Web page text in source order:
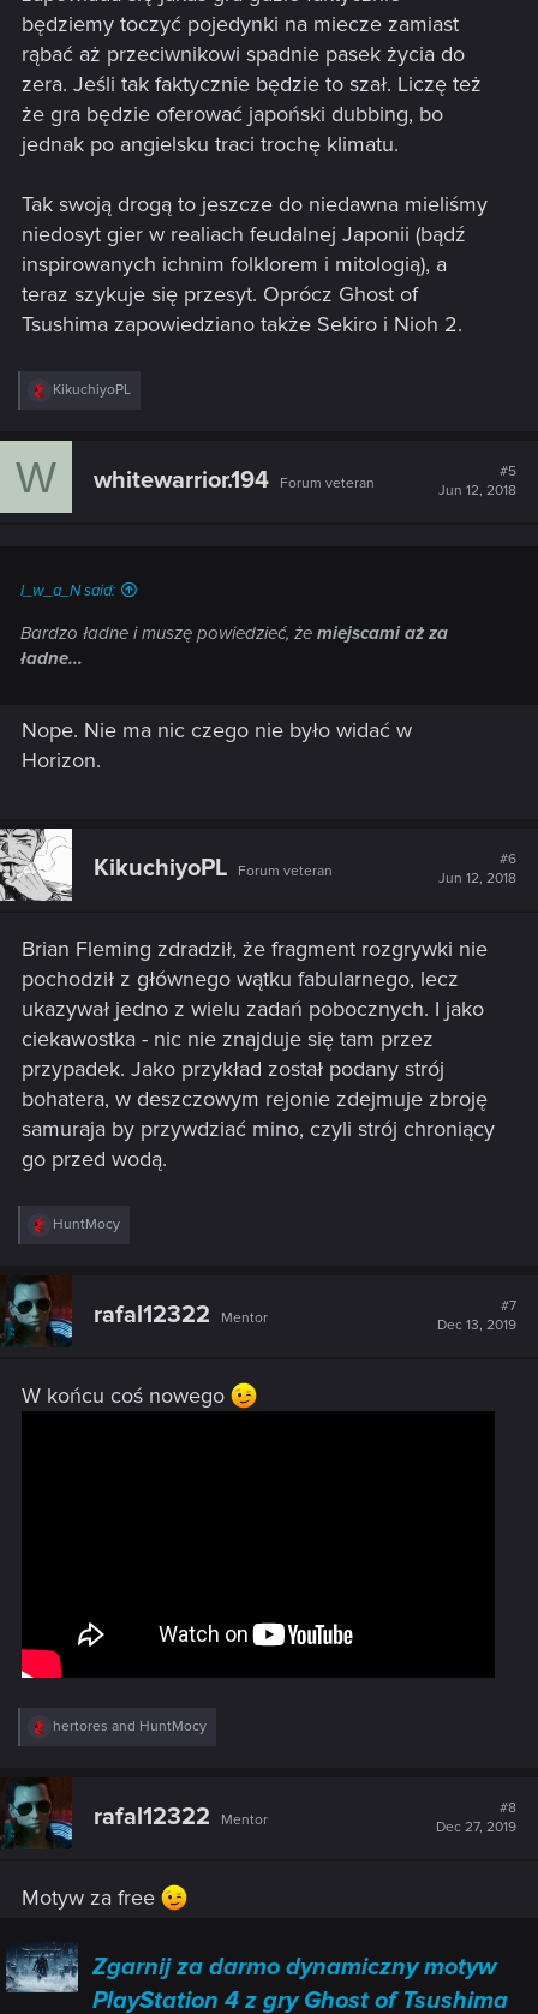
będziemy toczyć pojedynki na miecze zamiast
rąbać aż przeciwnikowi spadnie pasek życia do
zera. Jeśli tak faktycznie będzie to szał. Liczę też
że gra będzie oferować japoński dubbing, bo
jednak po angielsku traci trochę klimatu.
Tak swoją drogą to jeszcze do niedawna mieliśmy
niedosyt gier w realiach feudalnej Japonii (bądź
inspirowanych ichnim folklorem i mitologią), a
teraz szykuje się przesyt. Oprócz Ghost of
Tsushima zapowiedziano także Sekiro i Nioh 2.
R
c
t
KikuchiyoPL
W whitewarrior.194 Forum veteran
#5
Jun 12, 2018
I_w_a_N said:
Bardzo ładne i muszę powiedzieć, że miejscami aż za
ładne...
Nope. Nie ma nic czego nie było widać w
Horizon.
KikuchiyoPL Forum veteran
#6
Jun 12, 2018
Brian Fleming zdradził, że fragment rozgrywki nie
pochodził z głównego wątku fabularnego, lecz
ukazywał jedno z wielu zadań pobocznych. I jako
ciekawostka - nic nie znajduje się tam przez
przypadek. Jako przykład został podany strój
bohatera, w deszczowym rejonie zdejmuje zbroję
samuraja by przywdziać mino, czyli strój chroniący
go przed wodą.
R
c
i
o
:
HuntMocy
rafal12322 Mentor
#7
Dec 13, 2019
W końcu coś nowego
R
c
i
o
:
hertores and HuntMocy
rafal12322 Mentor
#8
Dec 27, 2019
Motyw za free
Zgarnij za darmo dynamiczny motyw
PlayStation 4 z gry Ghost of Tsushima